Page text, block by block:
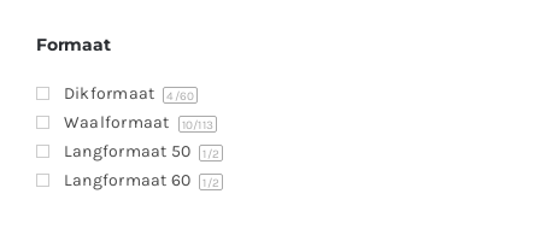
Formaat
Dikformaat 4 /60
Waalformaat 10/113
Langformaat 50 1/2
Langformaat 60 1/2